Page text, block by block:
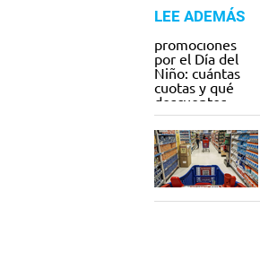
LEE ADEMÁS